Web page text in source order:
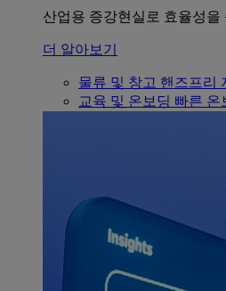
산업용 증강현실로 효율성을
더 알아보기
물류 및 창고 핸즈프리
교육 및 온보딩 빠른 온